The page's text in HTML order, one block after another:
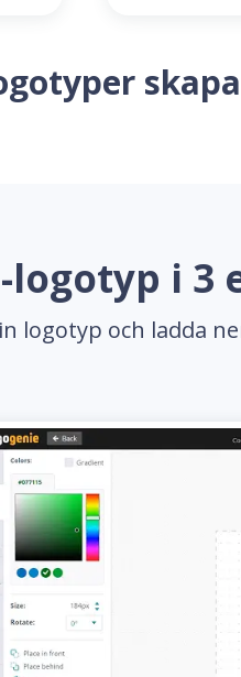
logotyp i 3
logotyp och ladda